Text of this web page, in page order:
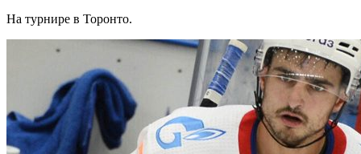
На турнире в Торонто.